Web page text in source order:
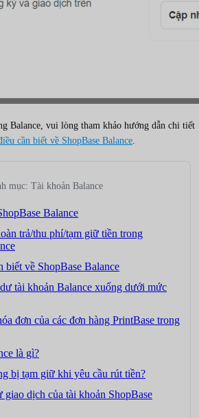
Balance, vui lòng tham khảo hướng dẫn chi tiết
cần biết về ShopBase Balance.
mục: Tài khoản Balance
Balance
trả/thu phí/tạm giữ tiền trong
biết về ShopBase Balance
tài khoản Balance xuống dưới mức
đơn của các đơn hàng PrintBase trong
là gì?
bị tạm giữ khi yêu cầu rút tiền?
giao dịch của tài khoản ShopBase